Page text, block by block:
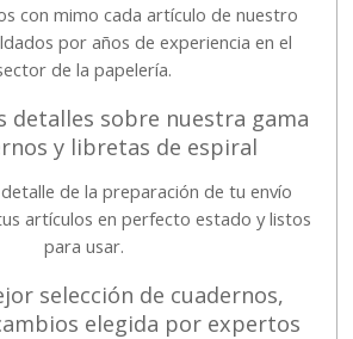
con mimo cada artículo de nuestro
por años de experiencia en el
de la papelería.
detalles sobre nuestra gama
y libretas de espiral
de la preparación de tu envío
artículos en perfecto estado y listos
para usar.
selección de cuadernos,
elegida por expertos